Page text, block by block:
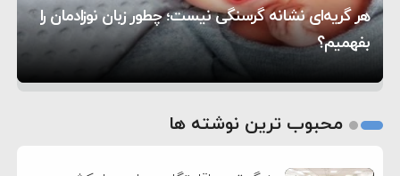
سختی خواهند گرفت
سنتکام پایان تجاوز جدید به ایران را اعلام کرد
۶:۰۵
هر گریه‌ای نشانه گرسنگی نیست؛ چطور زبان نوزادمان را
بفهمیم؟
تغذیه پدر می‌تواند بر سلامت نوزاد تأثیر بگذارد
روی دیگر زندگی
2
محبوب ترین نوشته ها